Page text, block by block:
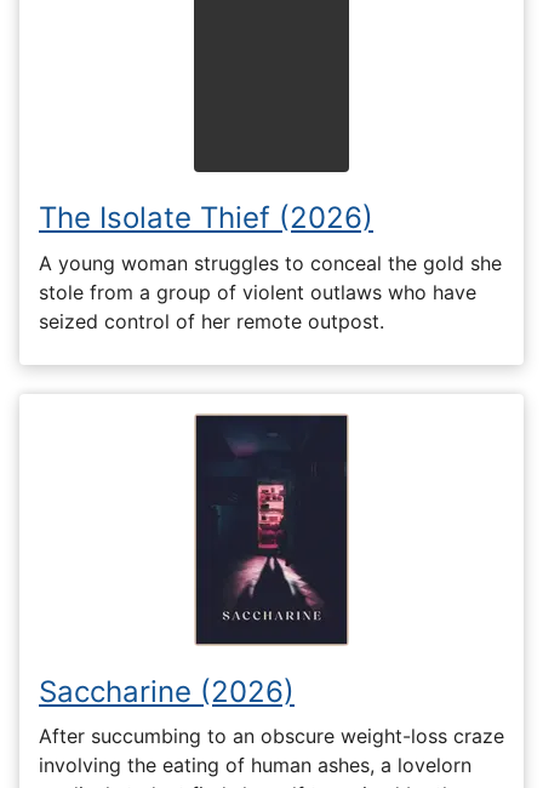
The Isolate Thief (2026)
A young woman struggles to conceal the gold she
stole from a group of violent outlaws who have
seized control of her remote outpost.
Saccharine (2026)
After succumbing to an obscure weight-loss craze
involving the eating of human ashes, a lovelorn